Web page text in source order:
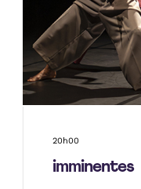
20h00
imminentes